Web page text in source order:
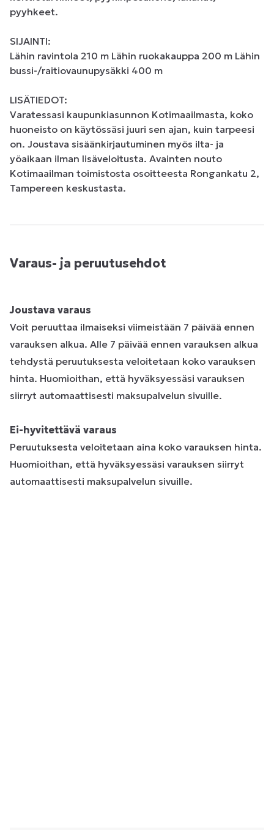
pyyhkeet.
SIJAINTI:
Lähin ravintola 210 m Lähin ruokakauppa 200 m Lähin
bussi-/raitiovaunupysäkki 400 m
LISÄTIEDOT:
Varatessasi kaupunkiasunnon Kotimaailmasta, koko
huoneisto on käytössäsi juuri sen ajan, kuin tarpeesi
on. Joustava sisäänkirjautuminen myös ilta- ja
yöaikaan ilman lisäveloitusta. Avainten nouto
Kotimaailman toimistosta osoitteesta Rongankatu 2,
Tampereen keskustasta.
Varaus- ja peruutusehdot
Joustava varaus
Voit peruuttaa ilmaiseksi viimeistään 7 päivää ennen
varauksen alkua. Alle 7 päivää ennen varauksen alkua
tehdystä peruutuksesta veloitetaan koko varauksen
hinta. Huomioithan, että hyväksyessäsi varauksen
siirryt automaattisesti maksupalvelun sivuille.
Ei-hyvitettävä varaus
Peruutuksesta veloitetaan aina koko varauksen hinta.
Huomioithan, että hyväksyessäsi varauksen siirryt
automaattisesti maksupalvelun sivuille.